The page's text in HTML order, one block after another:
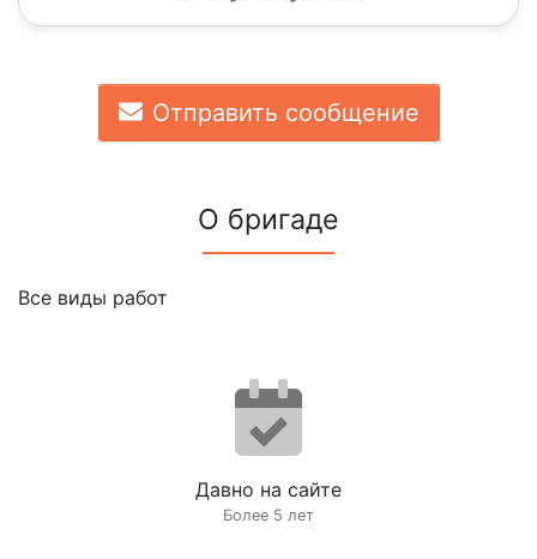
Отправить сообщение
О бригаде
Все виды работ
Давно на сайте
Более 5 лет